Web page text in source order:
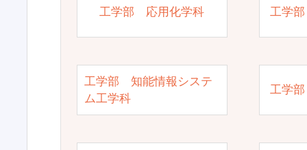
工学部 応用化学科 工学
工学部 知能情報システ
ム工学科
工学